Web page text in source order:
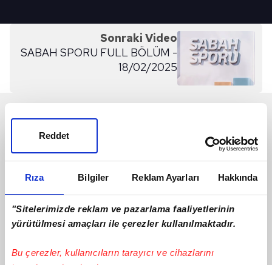
Rıza Bilgiler Reklam Ayarları Hakkında
"Sitelerimizde reklam ve pazarlama faaliyetlerinin
yürütülmesi amaçları ile çerezler kullanılmaktadır.
Bu çerezler, kullanıcıların tarayıcı ve cihazlarını
Reddet
Sonraki Video
SABAH SPORU FULL BÖLÜM -
18/02/2025
SON 24 SAAT